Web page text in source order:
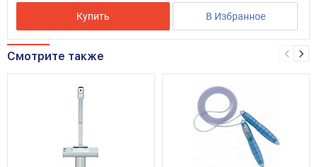
Купить В Избранное
Смотрите также